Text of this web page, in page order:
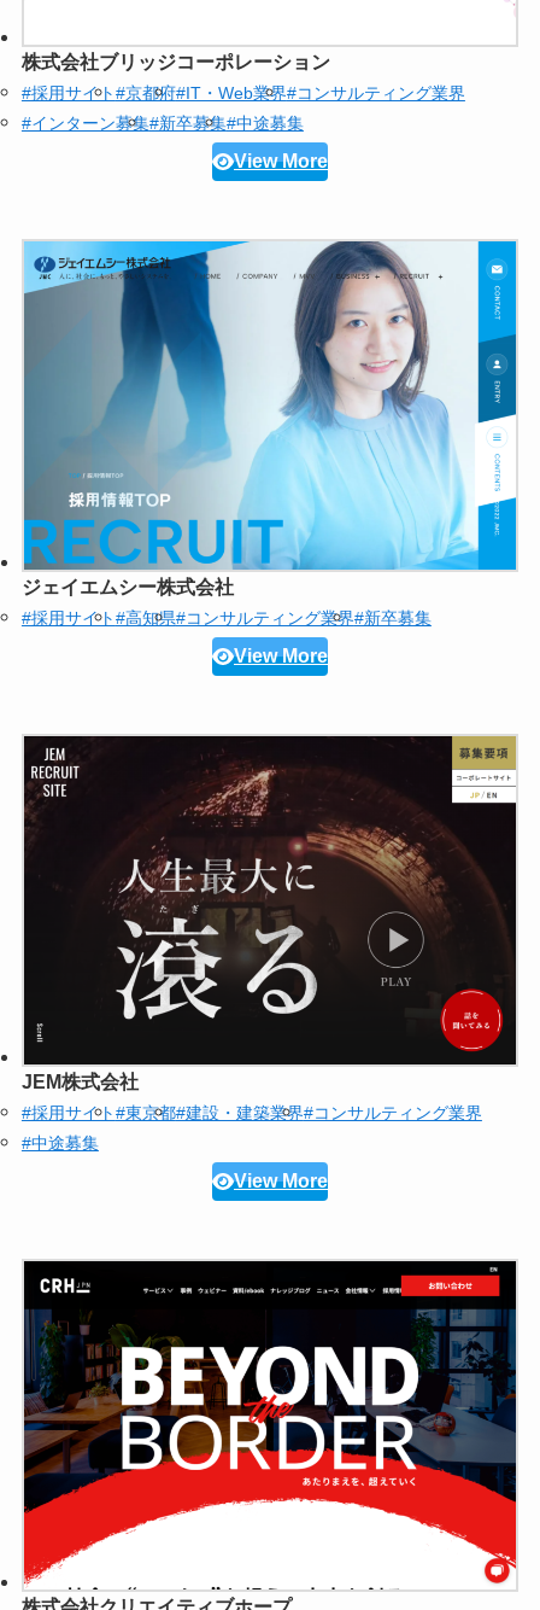
株式会社ブリッジコーポレーション
#採用サイト#京都府#IT・Web業界#コンサルティング業界
#インターン募集#新卒募集#中途募集
View More
ジェイエムシー株式会社
#採用サイト#高知県#コンサルティング業界#新卒募集
View More
JEM株式会社
#採用サイト#東京都#建設・建築業界#コンサルティング業界
#中途募集
View More